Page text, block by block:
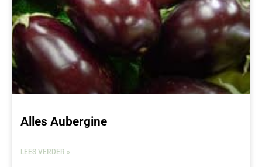
Alles Aubergine
LEES VERDER »